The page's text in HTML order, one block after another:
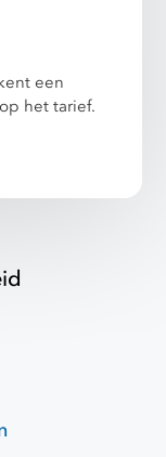
een
het tarief.